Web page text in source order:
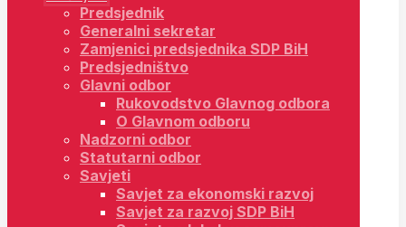
Predsjednik
Generalni sekretar
Zamjenici predsjednika SDP BiH
Predsjedništvo
Glavni odbor
Rukovodstvo Glavnog odbora
O Glavnom odboru
Nadzorni odbor
Statutarni odbor
Savjeti
Savjet za ekonomski razvoj
Savjet za razvoj SDP BiH